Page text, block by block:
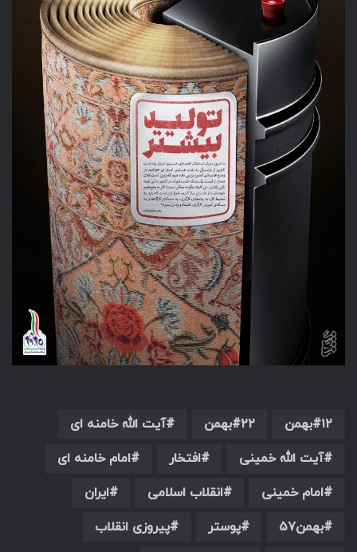
۱۲بهمن ۲۲بهمن
آیت الله خامنه ای
آیت الله خمینی
افتخار
امام خامنه ای
امام خمینی
انقلاب اسلامی
ایران
بهمن۵۷
پوستر
پیروزی انقلاب